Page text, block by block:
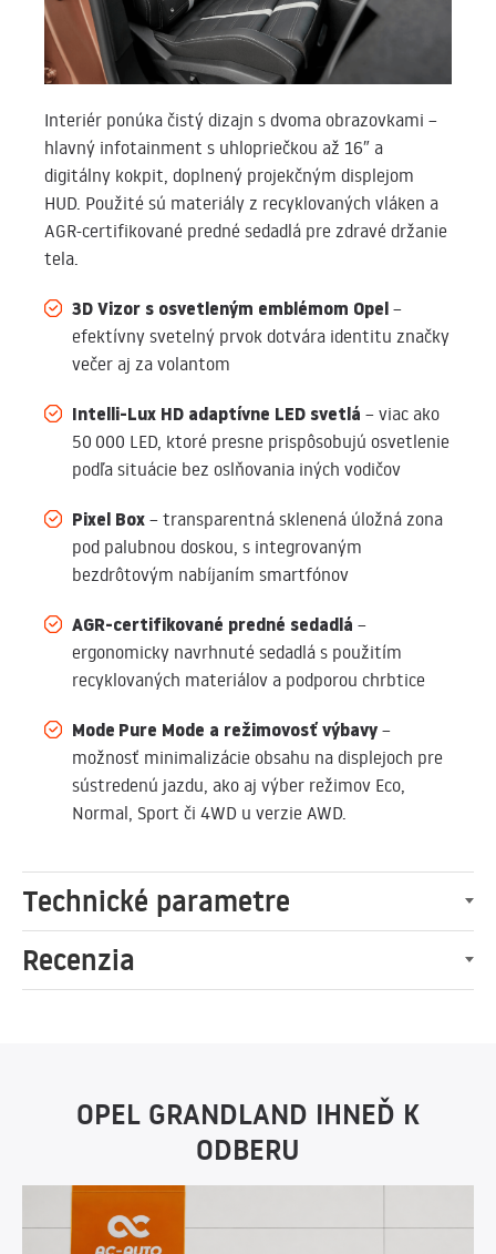
Interiér ponúka čistý dizajn s dvoma obrazovkami –
hlavný infotainment s uhlopriečkou až 16″ a
digitálny kokpit, doplnený projekčným displejom
HUD. Použité sú materiály z recyklovaných vláken a
AGR-certifikované predné sedadlá pre zdravé držanie
tela.
3D Vizor s osvetleným emblémom Opel –
efektívny svetelný prvok dotvára identitu značky
večer aj za volantom
Intelli‑Lux HD adaptívne LED svetlá – viac ako
50 000 LED, ktoré presne prispôsobujú osvetlenie
podľa situácie bez oslňovania iných vodičov
Pixel Box – transparentná sklenená úložná zona
pod palubnou doskou, s integrovaným
bezdrôtovým nabíjaním smartfónov
AGR‑certifikované predné sedadlá –
ergonomicky navrhnuté sedadlá s použitím
recyklovaných materiálov a podporou chrbtice
Mode Pure Mode a režimovosť výbavy –
možnosť minimalizácie obsahu na displejoch pre
sústredenú jazdu, ako aj výber režimov Eco,
Normal, Sport či 4WD u verzie AWD.
Technické parametre
Recenzia
OPEL GRANDLAND IHNEĎ K
ODBERU